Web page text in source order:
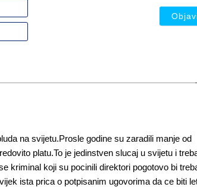
Ime
ili
nadimak
Email
(nije
na svijetu.Prosle godine su zaradili manje od
platu.To je jedinstven slucaj u svijetu i
kriminal koji su pocinili direktori pogotovo bi
ista prica o potpisanim ugovorima da ce biti